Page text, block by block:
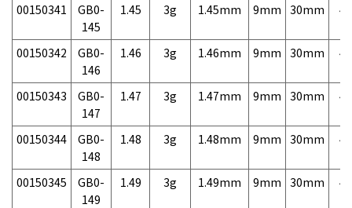
00150341
GB0-
145
1.45 3g 1.45mm 9mm 30mm
00150342
GB0-
146
1.46 3g 1.46mm 9mm 30mm
00150343
GB0-
147
1.47 3g 1.47mm 9mm 30mm
00150344
GB0-
148
1.48 3g 1.48mm 9mm 30mm
00150345
GB0-
149
1.49 3g 1.49mm 9mm 30mm